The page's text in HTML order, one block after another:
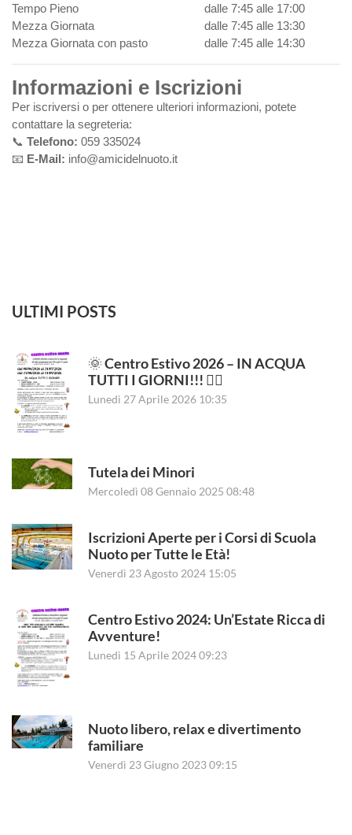
Tempo Pieno
dalle 7:45 alle 17:00
Mezza Giornata
dalle 7:45 alle 13:30
Mezza Giornata con pasto
dalle 7:45 alle 14:30
Informazioni e Iscrizioni
Per iscriversi o per ottenere ulteriori informazioni, potete
contattare la segreteria:
📞 Telefono: 059 335024
📧 E-Mail: info@amicidelnuoto.it
ULTIMI POSTS
🌞 Centro Estivo 2026 – IN ACQUA
TUTTI I GIORNI!!! 🏊‍♂️
Lunedì 27 Aprile 2026 10:35
Tutela dei Minori
Mercoledì 08 Gennaio 2025 08:48
Iscrizioni Aperte per i Corsi di Scuola
Nuoto per Tutte le Età!
Venerdì 23 Agosto 2024 15:05
Centro Estivo 2024: Un’Estate Ricca di
Avventure!
Lunedì 15 Aprile 2024 09:23
Nuoto libero, relax e divertimento
familiare
Venerdì 23 Giugno 2023 09:15